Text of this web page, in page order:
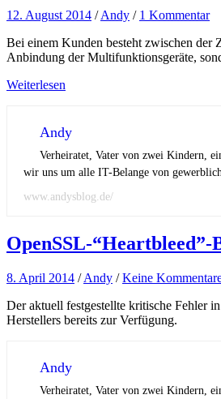
12. August 2014 /Andy / 1 Kommentar
Bei einem Kunden besteht zwischen der
Anbindung der Multifunktionsgeräte,
Weiterlesen
Andy
Verheiratet, Vater von zwei Kindern,
wir uns um alle IT-Belange von
www.andysblog.de/
OpenSSL-
8. April 2014 /Andy /Keine
Der aktuell festgestellte kritische Fehler
Herstellers bereits zur Verfügung.
Andy
Verheiratet, Vater von zwei Kindern,